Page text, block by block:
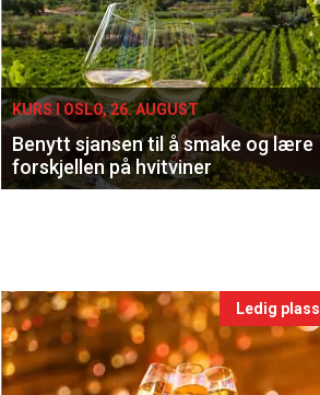
single
KURS I OSLO, 26. AUGUST
Benytt sjansen til å smake og lære
forskjellen på hvitviner
Ledig plass